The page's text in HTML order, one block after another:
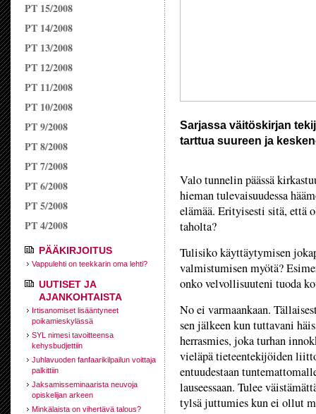
PT 15/2008
PT 14/2008
PT 13/2008
PT 12/2008
PT 11/2008
PT 10/2008
PT 9/2008
PT 8/2008
PT 7/2008
PT 6/2008
PT 5/2008
PT 4/2008
PÄÄKIRJOITUS
Vappulehti on teekkarin oma lehti?
UUTISET JA
AJANKOHTAISTA
Irtisanomiset lisääntyneet
poikamieskylässä
SYL nimesi tavoitteensa
kehysbudjettiin
Juhlavuoden fanfaarikilpailun voittaja
palkittiin
Jaksamisseminaarista neuvoja
opiskelijan arkeen
Minkälaista on vihertävä talous?
Sarjassa väitöskirjan
tarttua suureen ja
Valo tunnelin päässä
hieman tulevaisuudessa
elämää. Erityisesti sitä, että
taholta?
Tulisiko käyttäytymisen
valmistumisen myötä?
onko velvollisuuteni tuoda
No ei varmaankaan.
sen jälkeen kun tuttavani
herrasmies, joka turhan
vieläpä tieteentekijöiden
entuudestaan
lauseessaan. Tulee
tylsä juttumies kun ei ollut